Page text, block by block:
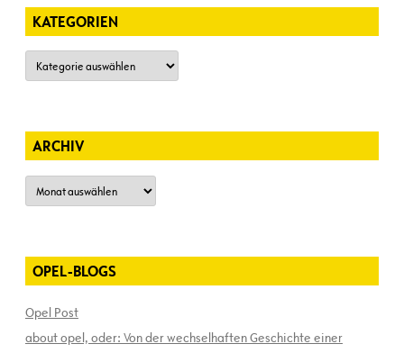
KATEGORIEN
Kategorien
ARCHIV
Archiv
OPEL-BLOGS
Opel Post
about opel, oder: Von der wechselhaften Geschichte einer